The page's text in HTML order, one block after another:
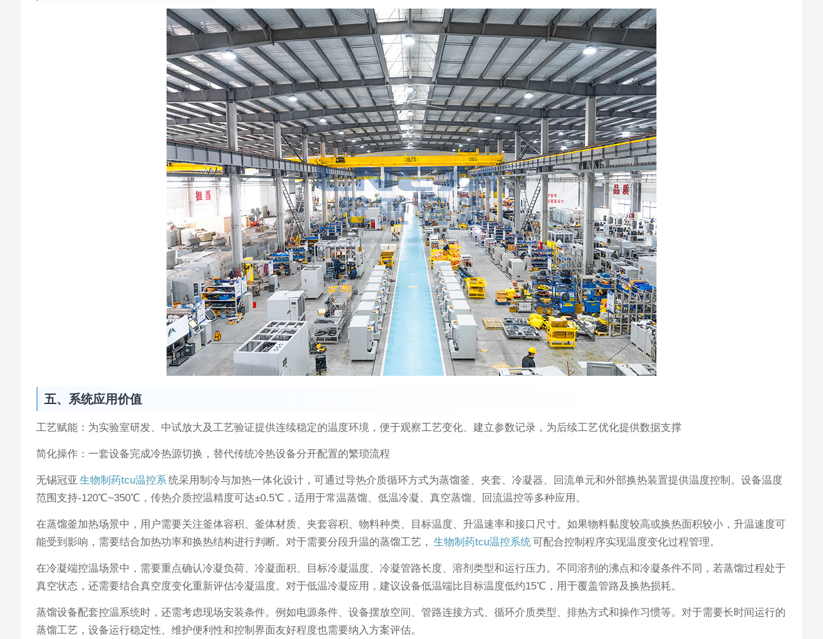
五、系统应用价值
工艺赋能：为实验室研发、中试放大及工艺验证提供连续稳定的温度环境，便于观察工艺变化、建立参数记录，为后续工艺优化提供数据支撑
简化操作：一套设备完成冷热源切换，替代传统冷热设备分开配置的繁琐流程
无锡冠亚 生物制药tcu温控系统采用制冷与加热一体化设计，可通过导热介质循环方式为蒸馏釜、夹套、冷凝器、回流单元和外部换热装置提供温度控制。设备温度
范围支持-120℃~350℃，传热介质控温精度可达±0.5℃，适用于常温蒸馏、低温冷凝、真空蒸馏、回流温控等多种应用。
在蒸馏釜加热场景中，用户需要关注釜体容积、釜体材质、夹套容积、物料种类、目标温度、升温速率和接口尺寸。如果物料黏度较高或换热面积较小，升温速度可
能受到影响，需要结合加热功率和换热结构进行判断。对于需要分段升温的蒸馏工艺， 生物制药tcu温控系统可配合控制程序实现温度变化过程管理。
在冷凝端控温场景中，需要重点确认冷凝负荷、冷凝面积、目标冷凝温度、冷凝管路长度、溶剂类型和运行压力。不同溶剂的沸点和冷凝条件不同，若蒸馏过程处于
真空状态，还需要结合真空度变化重新评估冷凝温度。对于低温冷凝应用，建议设备低温端比目标温度低约15℃，用于覆盖管路及换热损耗。
蒸馏设备配套控温系统时，还需考虑现场安装条件。例如电源条件、设备摆放空间、管路连接方式、循环介质类型、排热方式和操作习惯等。对于需要长时间运行的
蒸馏工艺，设备运行稳定性、维护便利性和控制界面友好程度也需要纳入方案评估。